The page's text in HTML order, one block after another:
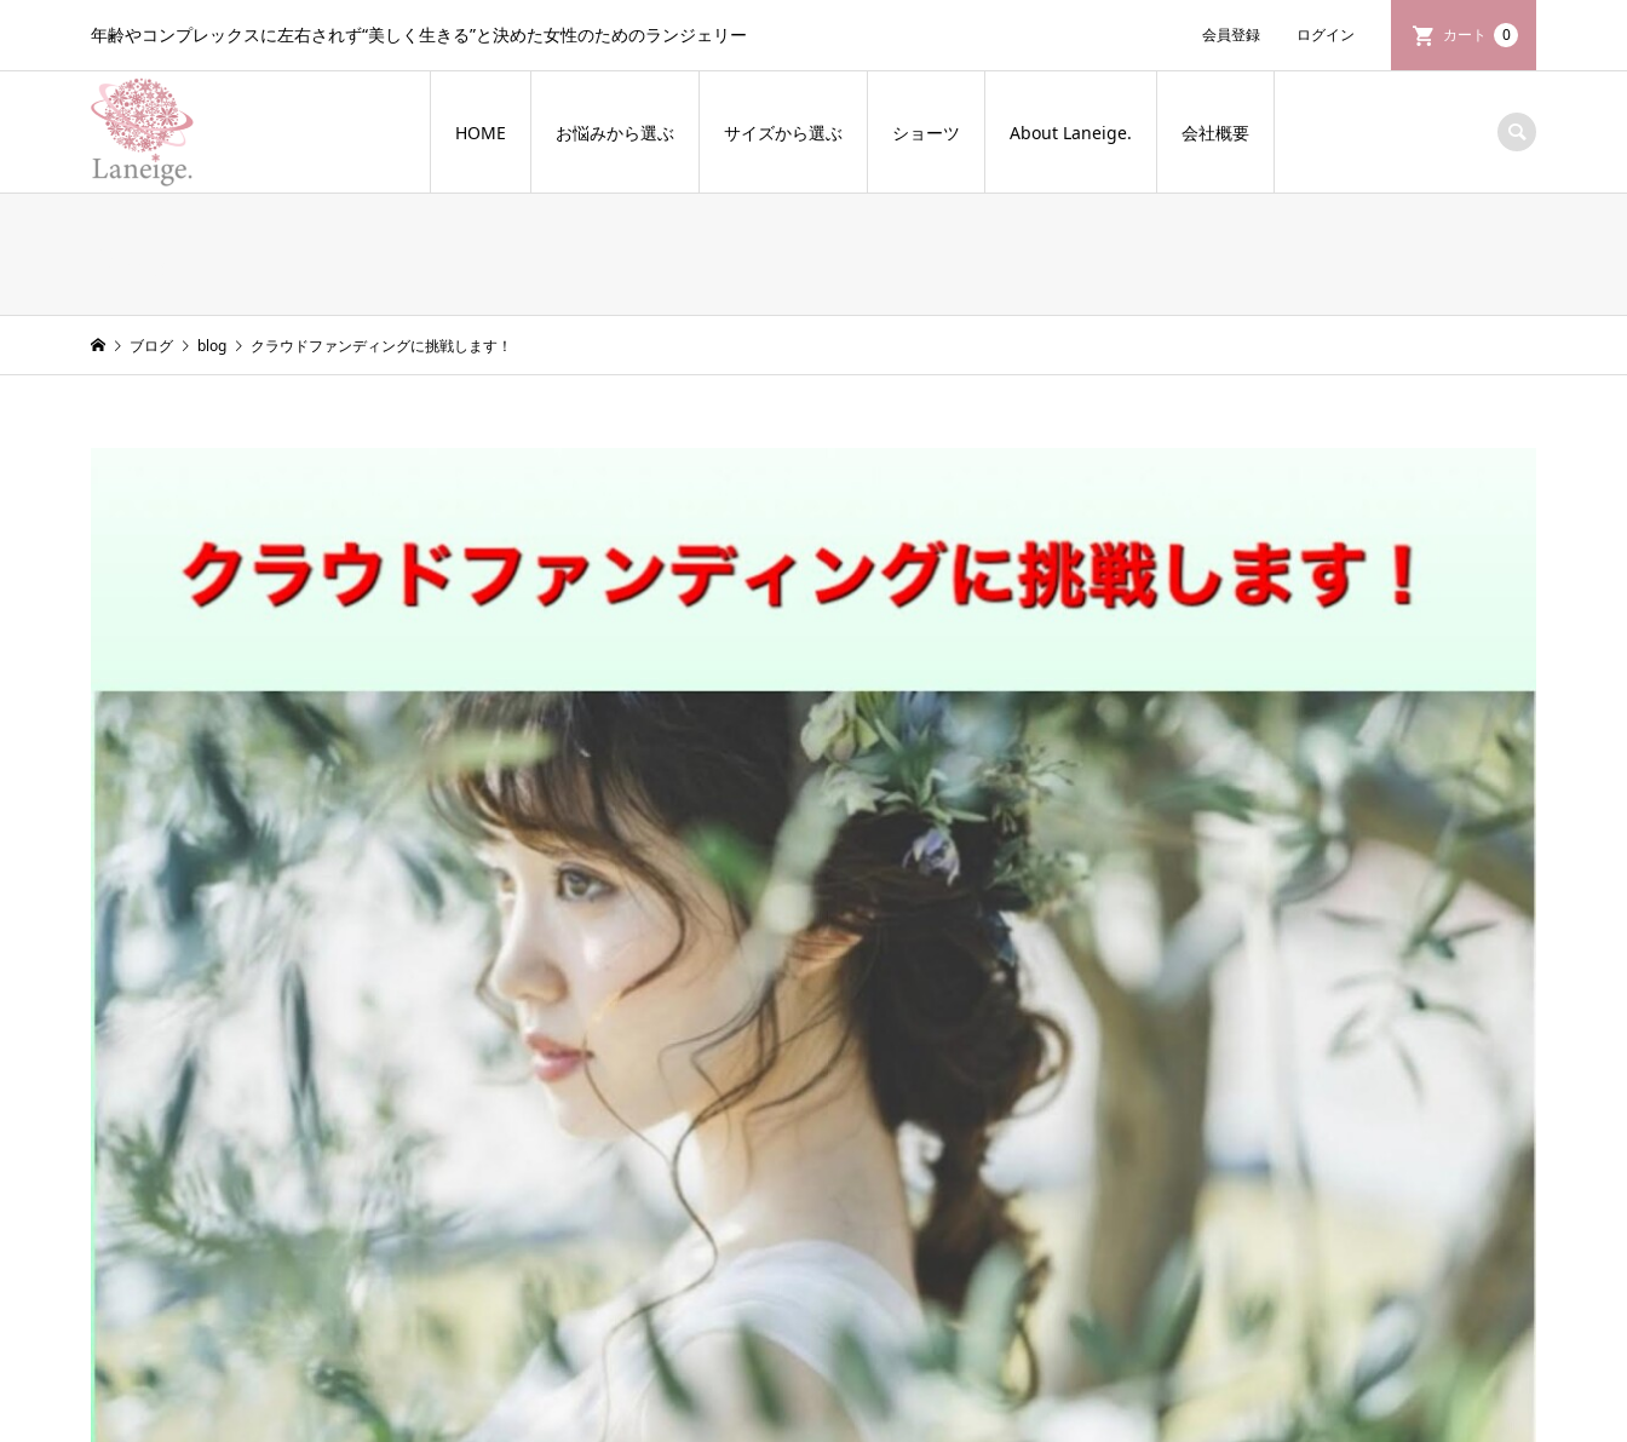
年齢やコンプレックスに左右されず“美しく生きる”と決めた女性のためのランジェリー 会員登録 ログイン カート 0
HOME お悩みから選ぶ サイズから選ぶ ショーツ About Laneige. 会社概要
ブログ blog クラウドファンディングに挑戦します！